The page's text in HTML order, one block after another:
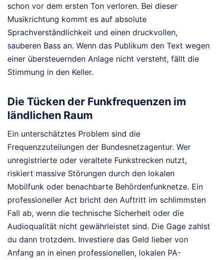
schon vor dem ersten Ton verloren. Bei dieser
Musikrichtung kommt es auf absolute
Sprachverständlichkeit und einen druckvollen,
sauberen Bass an. Wenn das Publikum den Text wegen
einer übersteuernden Anlage nicht versteht, fällt die
Stimmung in den Keller.
Die Tücken der Funkfrequenzen im
ländlichen Raum
Ein unterschätztes Problem sind die
Frequenzzuteilungen der Bundesnetzagentur. Wer
unregistrierte oder veraltete Funkstrecken nutzt,
riskiert massive Störungen durch den lokalen
Mobilfunk oder benachbarte Behördenfunknetze. Ein
professioneller Act bricht den Auftritt im schlimmsten
Fall ab, wenn die technische Sicherheit oder die
Audioqualität nicht gewährleistet sind. Die Gage zahlst
du dann trotzdem. Investiere das Geld lieber von
Anfang an in einen professionellen, lokalen PA-